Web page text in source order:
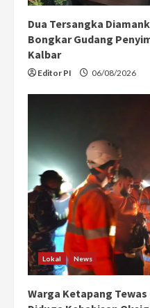
Dua Tersangka
Bongkar Gudang
Kalbar
Editor PI 06/08/2026
Lokal News
Warga Ketapang